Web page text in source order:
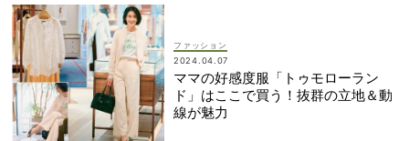
#入学式・入園式 #卒入園・卒入学
#セットアップコーデ #入園 #コンサバコーデ
#入学 #Ballsey（ボールジィ） #コンサバママ #キレイめ
#theory luxe（セオリーリュクス） #ハレの日 #ツイード
#コンサバスタイル
ファッション
2024.04.07
ママの好感度服「トゥモローラン
ド」はここで買う！抜群の立地＆動
線が魅力